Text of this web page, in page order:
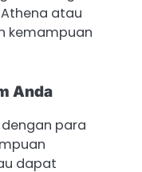
atau
kemampuan
Anda
para
dapat